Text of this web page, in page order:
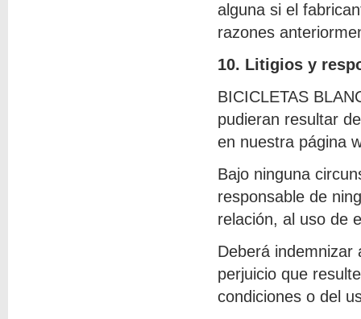
alguna si el
razones
10. Litigios y
BICICLETAS
pudieran resultar
en nuestra página
Bajo ninguna
responsable de
relación, al uso de
Deberá indemnizar
perjuicio que
condiciones o del